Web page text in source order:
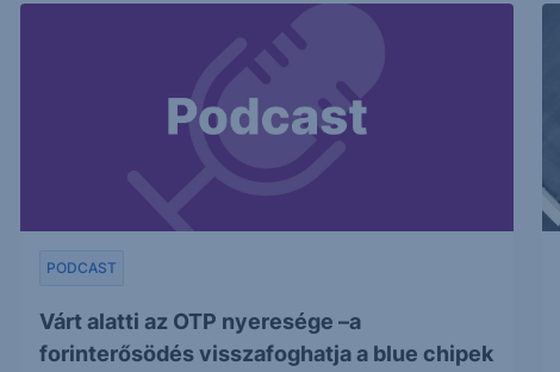
Várt alatti az OTP nyeresége –a
forinterősödés visszafoghatja a blue chipek
PODCAST